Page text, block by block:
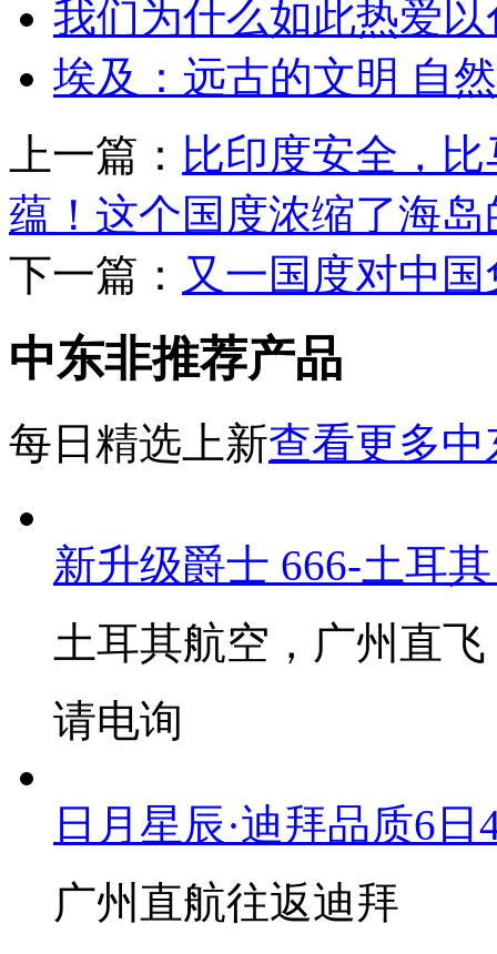
我们为什么如此热爱以
埃及：远古的文明 自
上一篇： 比印度安全，
蕴！这个国度浓缩了海
下一篇： 又一国度对中
中东非推荐产品
每日精选上新查看更多
新升级爵士 666-土耳
土耳其航空，广州直飞
请电询
日月星辰·迪拜品质6日
广州直航往返迪拜